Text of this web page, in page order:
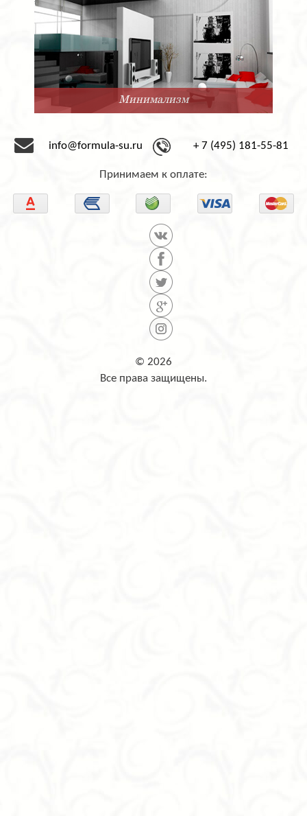
Минимализм
info@formula-su.ru + 7 (495) 181-55-81
Принимаем к оплате:
© 2026
Все права защищены.